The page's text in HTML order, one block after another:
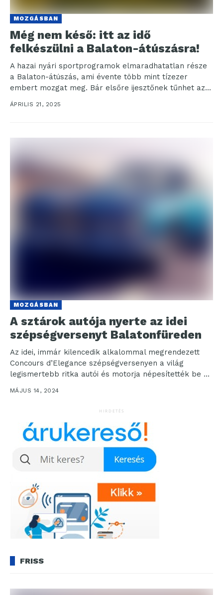
MOZGÁSBAN
Még nem késő: itt az idő
felkészülni a Balaton-átúszásra!
A hazai nyári sportprogramok elmaradhatatlan része
a Balaton-átúszás, ami évente több mint tízezer
embert mozgat meg. Bár elsőre ijesztőnek tűnhet az
5,2 kilométeres...
ÁPRILIS 21, 2025
MOZGÁSBAN
A sztárok autója nyerte az idei
szépségversenyt Balatonfüreden
Az idei, immár kilencedik alkalommal megrendezett
Concours d’Elegance szépségversenyen a világ
legismertebb ritka autói és motorja népesítették be a
füredi Tagore Sétányt. A...
MÁJUS 14, 2024
HIRDETÉS
FRISS